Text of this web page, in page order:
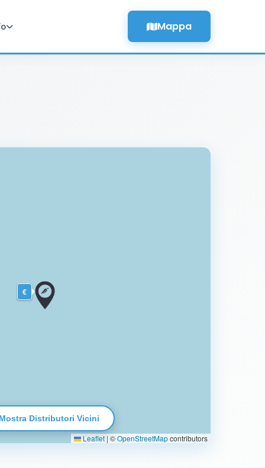
Mappa
€
Leaflet | ©OpenStreetMapcontributors
Mostra Distributori Vicini